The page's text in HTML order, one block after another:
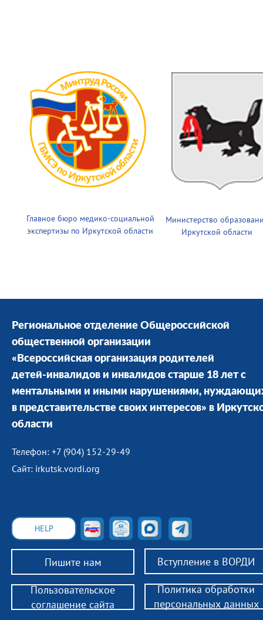
Главное бюро медико-социальной
экспертизы по Иркутской области
Министерство
Иркутской области
Региональное отделение Общероссийской
общественной организации
«Всероссийская организация родителей
детей-инвалидов и инвалидов старше 18 лет с
ментальными и иными нарушениями,
в представительстве своих интересов» в
области
Телефон: +7 (904) 152-29-49
Сайт: irkutsk.vordi.org
Пишите нам Вступление в ВОРДИ
HELP
Пользовательское
соглашение сайта
Политика обработки
персональных данных